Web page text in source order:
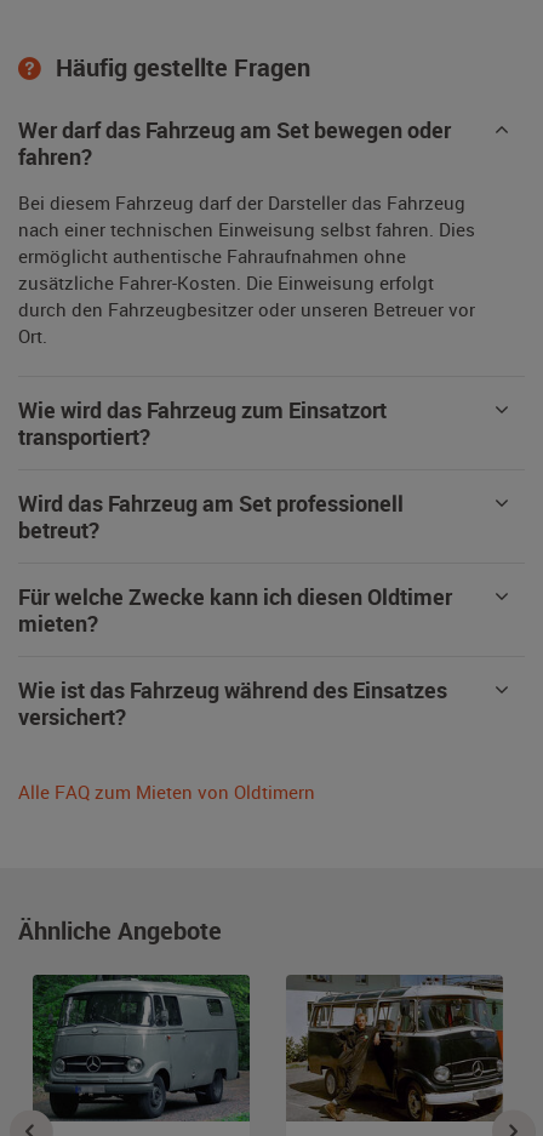
Häufig gestellte Fragen
Wer darf das Fahrzeug am Set bewegen oder
fahren?
Bei diesem Fahrzeug darf der Darsteller das Fahrzeug
nach einer technischen Einweisung selbst fahren. Dies
ermöglicht authentische Fahraufnahmen ohne
zusätzliche Fahrer-Kosten. Die Einweisung erfolgt
durch den Fahrzeugbesitzer oder unseren Betreuer vor
Ort.
Wie wird das Fahrzeug zum Einsatzort
transportiert?
Wird das Fahrzeug am Set professionell
betreut?
Für welche Zwecke kann ich diesen Oldtimer
mieten?
Wie ist das Fahrzeug während des Einsatzes
versichert?
Alle FAQ zum Mieten von Oldtimern
Ähnliche Angebote